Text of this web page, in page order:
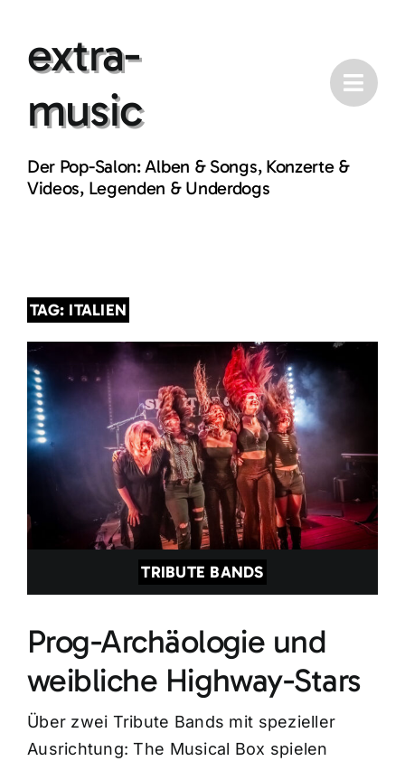
contentextra-
music
Der Pop-Salon: Alben & Songs, Konzerte &
Videos, Legenden & Underdogs
TAG: ITALIEN
TRIBUTE BANDS
Prog-Archäologie und
weibliche Highway-Stars
Über zwei Tribute Bands mit spezieller
Ausrichtung: The Musical Box spielen